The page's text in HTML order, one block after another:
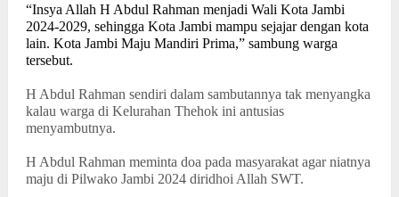
“Insya Allah H Abdul Rahman menjadi Wali Kota Jambi
2024-2029, sehingga Kota Jambi mampu sejajar dengan kota
lain. Kota Jambi Maju Mandiri Prima,” sambung warga
tersebut.
H Abdul Rahman sendiri dalam sambutannya tak menyangka
kalau warga di Kelurahan Thehok ini antusias
menyambutnya.
H Abdul Rahman meminta doa pada masyarakat agar niatnya
maju di Pilwako Jambi 2024 diridhoi Allah SWT.